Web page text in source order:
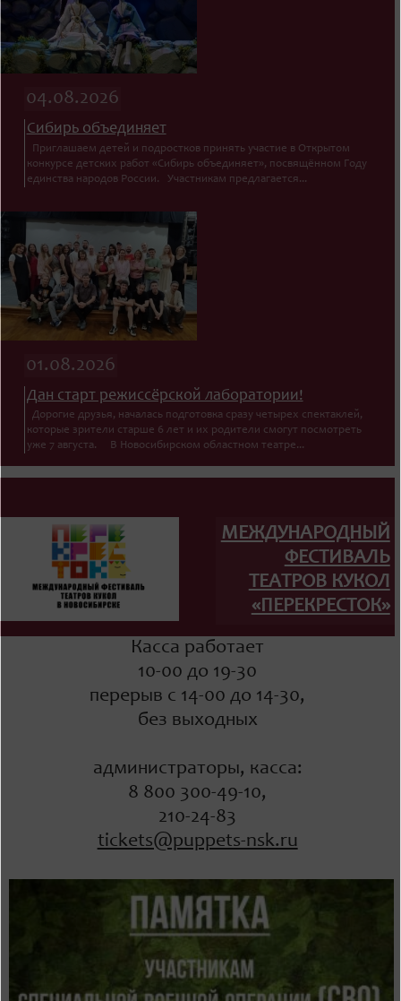
04.08.2026
Сибирь объединяет
Приглашаем детей и подростков принять участие в Открытом
конкурсе детских работ «Сибирь объединяет», посвящённом Году
единства народов России. Участникам предлагается...
01.08.2026
Дан старт режиссёрской лаборатории!
Дорогие друзья, началась подготовка сразу четырех спектаклей,
которые зрители старше 6 лет и их родители смогут посмотреть
уже 7 августа. В Новосибирском областном театре...
МЕЖДУНАРОДНЫЙ
ФЕСТИВАЛЬ
ТЕАТРОВ КУКОЛ
«ПЕРЕКРЕСТОК»
Касса работает
10-00 до 19-30
перерыв с 14-00 до 14-30,
без выходных
администраторы, касса:
8 800 300-49-10,
210-24-83
tickets@puppets-nsk.ru